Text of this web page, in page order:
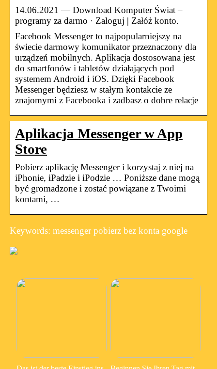
14.06.2021 — Download Komputer Świat –
programy za darmo · Zaloguj | Załóż konto.
Facebook Messenger to najpopularniejszy na
świecie darmowy komunikator przeznaczony dla
urządzeń mobilnych. Aplikacja dostosowana jest
do smartfonów i tabletów działających pod
systemem Android i iOS. Dzięki Facebook
Messenger będziesz w stałym kontakcie ze
znajomymi z Facebooka i zadbasz o dobre relacje
Aplikacja Messenger w App
Store
Pobierz aplikację Messenger i korzystaj z niej na
iPhonie, iPadzie i iPodzie … Poniższe dane mogą
być gromadzone i zostać powiązane z Twoimi
kontami, …
Keywords: messenger pobierz bez konta google